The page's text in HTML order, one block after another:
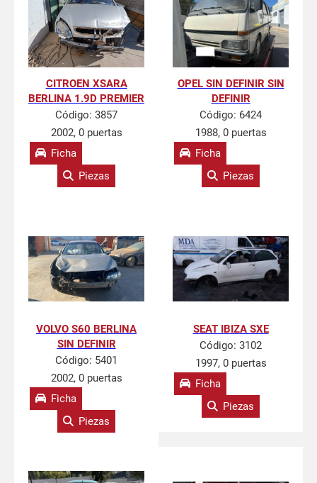
CITROEN XSARA
BERLINA 1.9D PREMIER
Código: 3857
2002, 0 puertas
Ficha
Piezas
OPEL SIN DEFINIR SIN
DEFINIR
Código: 6424
1988, 0 puertas
Ficha
Piezas
VOLVO S60 BERLINA
SIN DEFINIR
Código: 5401
2002, 0 puertas
Ficha
Piezas
SEAT IBIZA SXE
Código: 3102
1997, 0 puertas
Ficha
Piezas